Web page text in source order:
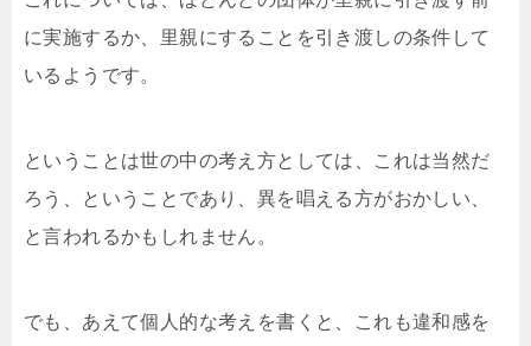
に実施するか、里親にすることを引き渡しの条件して
いるようです。
ということは世の中の考え方としては、これは当然だ
ろう、ということであり、異を唱える方がおかしい、
と言われるかもしれません。
でも、あえて個人的な考えを書くと、これも違和感を